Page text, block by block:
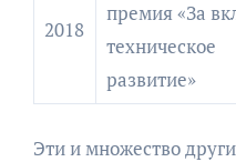
2018
премия «За
техническое
развитие»
Эти и множество